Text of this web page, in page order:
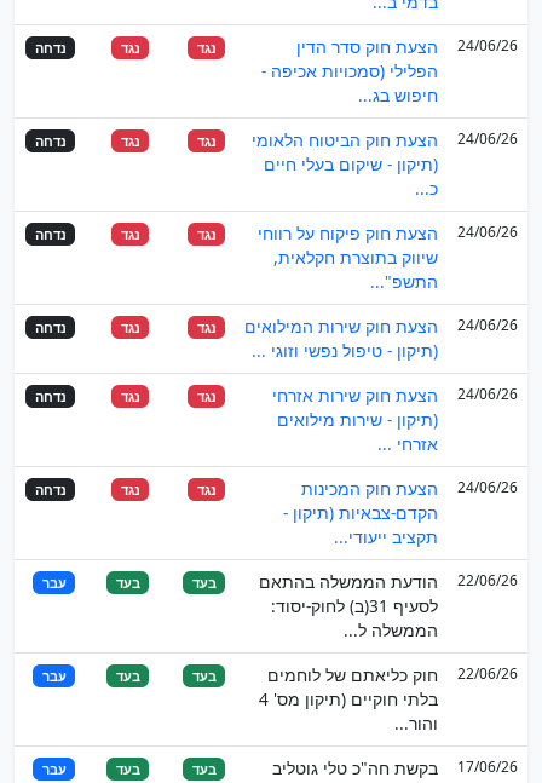
24/06/26
הצעת חוק סדר הדין
הפלילי (סמכויות אכיפה -
חיפוש בג...
נגד נגד נדחה
24/06/26
הצעת חוק הביטוח הלאומי
(תיקון - שיקום בעלי חיים
כ...
נגד נגד נדחה
24/06/26
הצעת חוק פיקוח על רווחי
שיווק בתוצרת חקלאית,
התשפ"...
נגד נגד נדחה
24/06/26
הצעת חוק שירות המילואים
(תיקון - טיפול נפשי וזוגי ...
נגד נגד נדחה
24/06/26
הצעת חוק שירות אזרחי
(תיקון - שירות מילואים
אזרחי ...
נגד נגד נדחה
24/06/26
הצעת חוק המכינות
הקדם-צבאיות (תיקון -
תקציב ייעודי...
נגד נגד נדחה
22/06/26
הודעת הממשלה בהתאם
לסעיף 31(ב) לחוק-יסוד:
הממשלה ל...
בעד בעד עבר
22/06/26
חוק כליאתם של לוחמים
בלתי חוקיים (תיקון מס' 4
והור...
בעד בעד עבר
17/06/26
בקשת חה"כ טלי גוטליב
בעד בעד עבר